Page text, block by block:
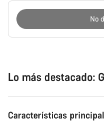
No
Lo más destacado:
Características